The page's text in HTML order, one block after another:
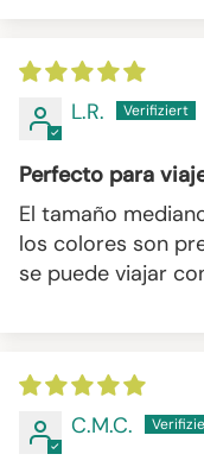
L.R.
Perfecto para
El tamaño
los colores son
se puede viajar
C.M.C.